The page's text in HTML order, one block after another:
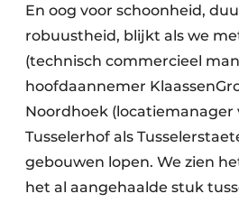
En oog voor schoonheid,
robuustheid, blijkt als we
(technisch commercieel
hoofdaannemer
Noordhoek (locatiemanager
Tusselerhof als
gebouwen lopen. We zien
het al aangehaalde stuk